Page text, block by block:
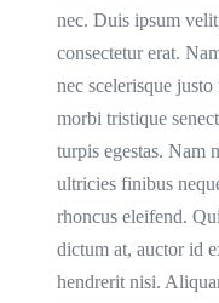
nec. Duis ipsum
consectetur erat.
nec scelerisque
morbi tristique
turpis egestas. Nam
ultricies finibus
rhoncus eleifend.
dictum at, auctor id
hendrerit nisi.